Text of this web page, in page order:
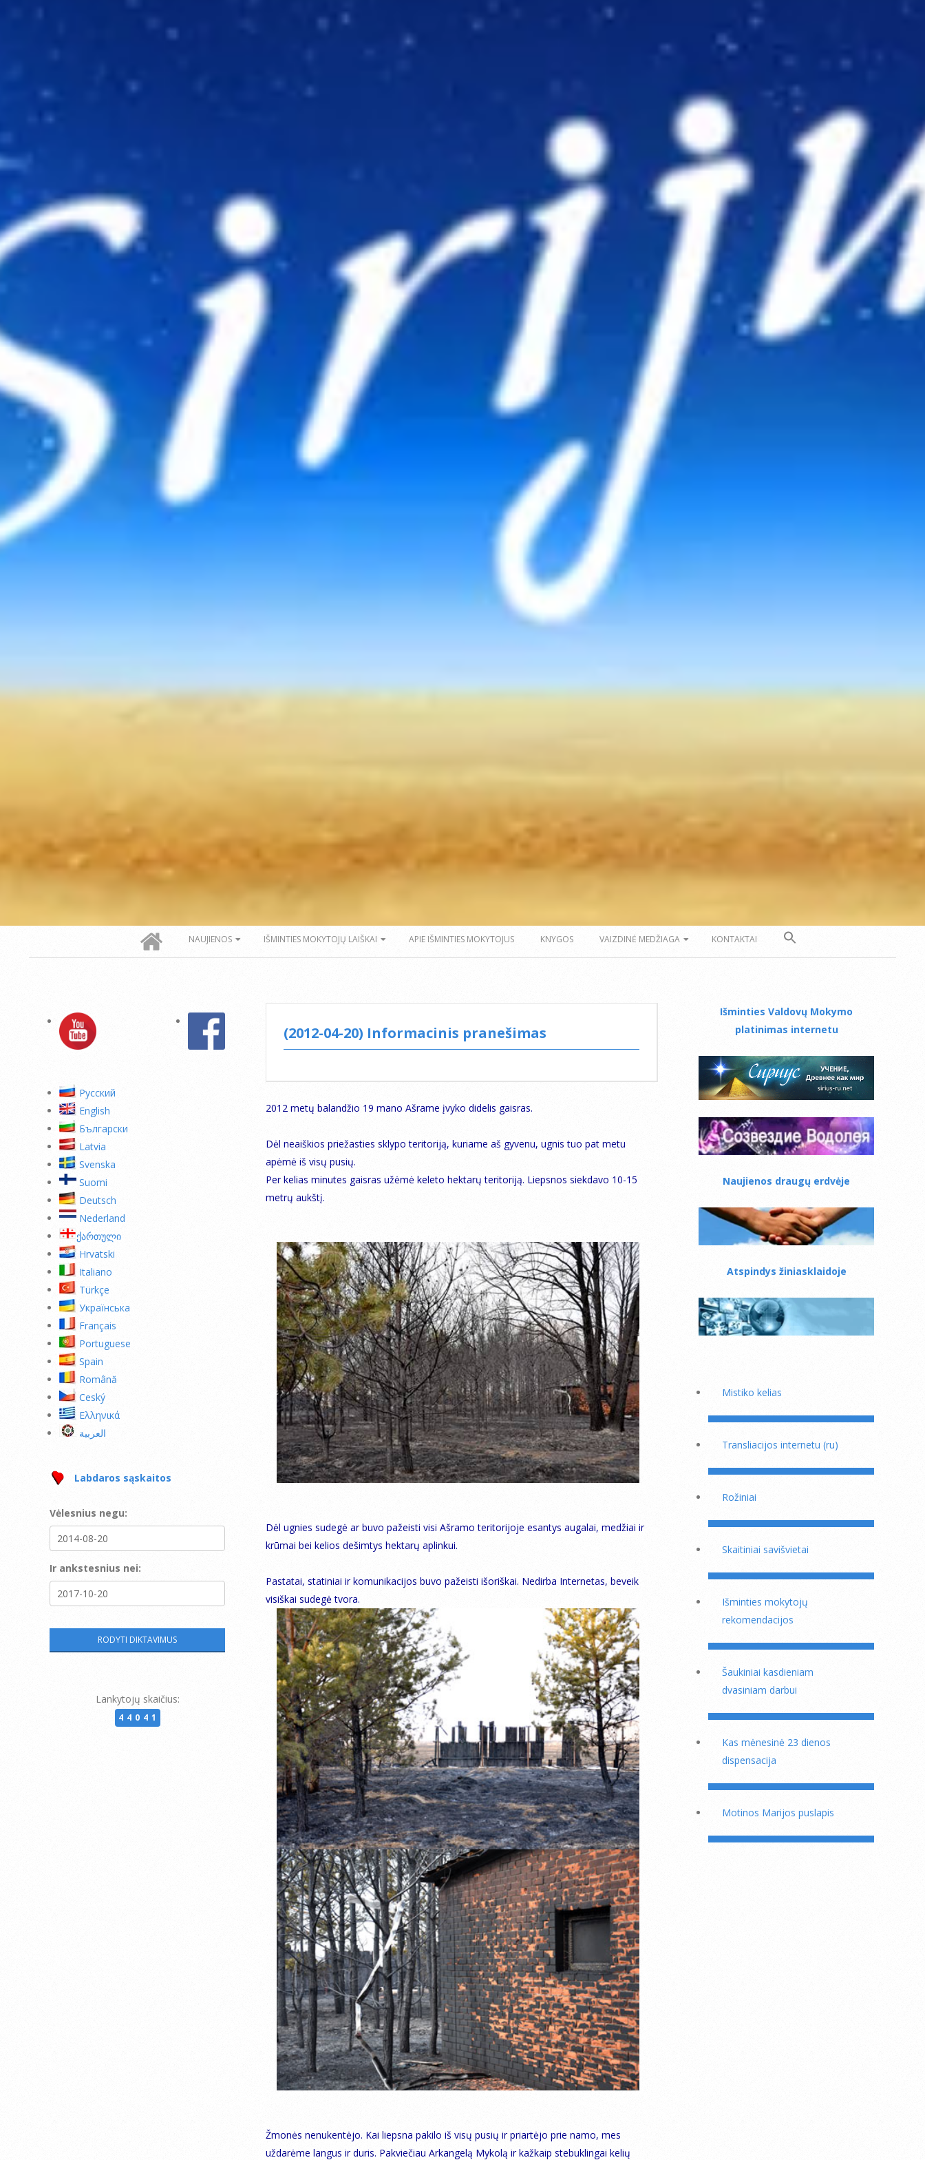
NAUJIENOS IŠMINTIES MOKYTOJŲ LAIŠKAI APIE IŠMINTIES MOKYTOJUS KNYGOS VAIZDINĖ MEDŽIAGA KONTAKTAI
(2012-04-20) Informacinis pranešimas
2012 metų balandžio 19 mano Ašrame įvyko didelis gaisras.
Dėl neaiškios priežasties sklypo teritoriją, kuriame aš gyvenu, ugnis tuo pat metu
apėmė iš visų pusių.
Per kelias minutes gaisras užėmė keleto hektarų teritoriją. Liepsnos siekdavo 10-15
metrų aukštį.
Dėl ugnies sudegė ar buvo pažeisti visi Ašramo teritorijoje esantys augalai, medžiai ir
krūmai bei kelios dešimtys hektarų aplinkui.
Pastatai, statiniai ir komunikacijos buvo pažeisti išoriškai. Nedirba Internetas, beveik
visiškai sudegė tvora.
Žmonės nenukentėjo. Kai liepsna pakilo iš visų pusių ir priartėjo prie namo, mes
uždarėme langus ir duris. Pakviečiau Arkangelą Mykolą ir kažkaip stebuklingai kelių
Pусский
English
Български
Latvia
Svenska
Suomi
Deutsch
Nederland
ქართული
Hrvatski
Italiano
Türkçe
Українська
Français
Portuguese
Spain
Română
Ceský
Ελληνικά
العربية
Labdaros sąskaitos
Vėlesnius negu:
Ir ankstesnius nei:
Lankytojų skaičius:
44041
Išminties Valdovų Mokymo
platinimas internetu
Naujienos draugų erdvėje
Atspindys žiniasklaidoje
Mistiko kelias
Transliacijos internetu (ru)
Rožiniai
Skaitiniai savišvietai
Išminties mokytojų
rekomendacijos
Šaukiniai kasdieniam
dvasiniam darbui
Kas mėnesinė 23 dienos
dispensacija
Motinos Marijos puslapis